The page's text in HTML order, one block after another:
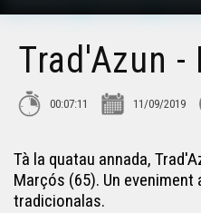
Carnaval Biarnés -
Carnaval de Limós
Trad'Azun -
00:07:11 11/09/2019
Tà la quatau annada,
Marçós (65). Un
tradicionalas.